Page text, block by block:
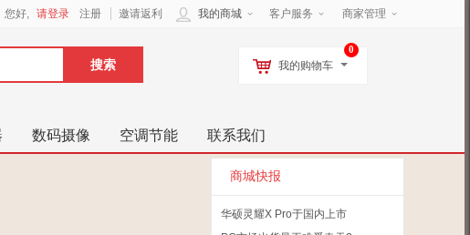
客户服务 商家管理
我的商城
您好, 请登录 注册 邀请返利
0
我的购物车
数码摄像 空调节能 联系我们
商城快报
华硕灵耀X Pro于国内上市